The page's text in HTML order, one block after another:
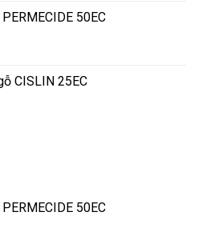
50EC
CISLIN 25EC
50EC